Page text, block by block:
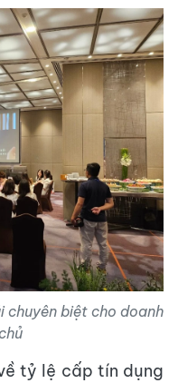
chuyên biệt cho doanh
tỷ lệ cấp tín dụng